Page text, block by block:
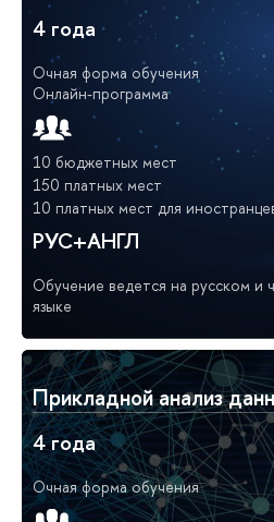
4 года
Очная форма обучения
Онлайн-программа
10 бюджетных мест
150 платных мест
10 платных мест для
РУС+АНГЛ
Обучение ведется на русском и
языке
Прикладной анализ
4 года
Очная форма обучения